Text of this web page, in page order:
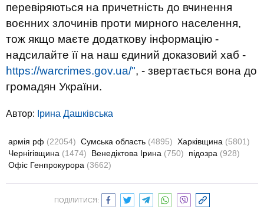
перевіряються на причетність до вчинення
воєнних злочинів проти мирного населення,
тож якщо маєте додаткову інформацію -
надсилайте її на наш єдиний доказовий хаб -
https://warcrimes.gov.ua/", - звертається вона до
громадян України.
Автор: Ірина Дашківська
армія рф (22054) Сумська область (4895) Харківщина (5801)
Чернігівщина (1474) Венедіктова Ірина (750) підозра (928)
Офіс Генпрокурора (3662)
ПОДІЛИТИСЯ: